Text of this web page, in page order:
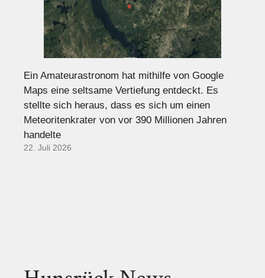
Ein Amateurastronom hat mithilfe von Google
Maps eine seltsame Vertiefung entdeckt. Es
stellte sich heraus, dass es sich um einen
Meteoritenkrater von vor 390 Millionen Jahren
handelte
22. Juli 2026